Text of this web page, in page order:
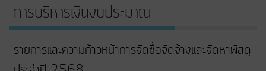
การบริหารเงินงบประมาณ
รายการและความก้าวหน้าการจัดซื้อจัดจ้างและจัดหาพัสดุ